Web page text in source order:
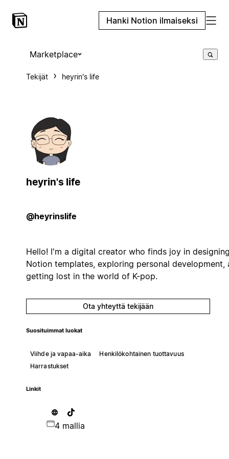
Hanki Notion ilmaiseksi
Marketplace
Tekijät heyrin's life
heyrin's life
@heyrinslife
Hello! I'm a digital creator who finds joy in
Notion templates, exploring personal development,
getting lost in the world of K-pop.
Ota yhteyttä tekijään
Suosituimmat luokat
Viihde ja vapaa-aika
Henkilökohtainen tuottavuus
Harrastukset
Linkit
4 mallia